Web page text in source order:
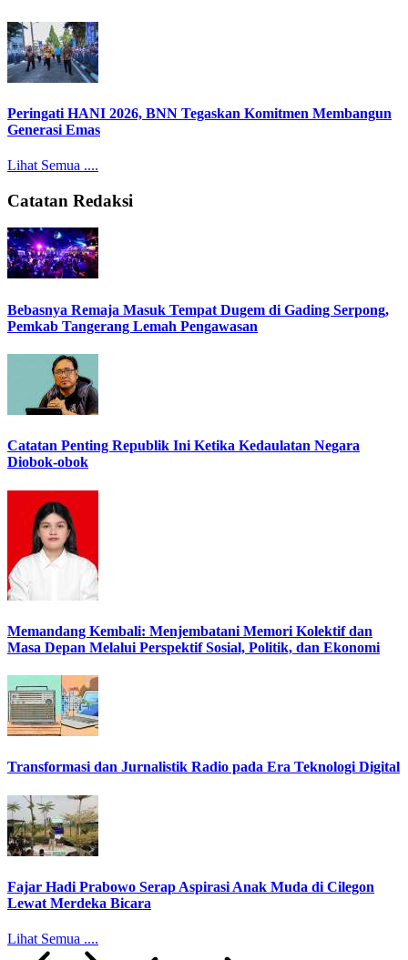
Peringati HANI 2026, BNN Tegaskan Komitmen Membangun
Generasi Emas
Lihat Semua ....
Catatan Redaksi
Bebasnya Remaja Masuk Tempat Dugem di Gading Serpong,
Pemkab Tangerang Lemah Pengawasan
Catatan Penting Republik Ini Ketika Kedaulatan Negara
Diobok-obok
Memandang Kembali: Menjembatani Memori Kolektif dan
Masa Depan Melalui Perspektif Sosial, Politik, dan Ekonomi
Transformasi dan Jurnalistik Radio pada Era Teknologi Digital
Fajar Hadi Prabowo Serap Aspirasi Anak Muda di Cilegon
Lewat Merdeka Bicara
Lihat Semua ....